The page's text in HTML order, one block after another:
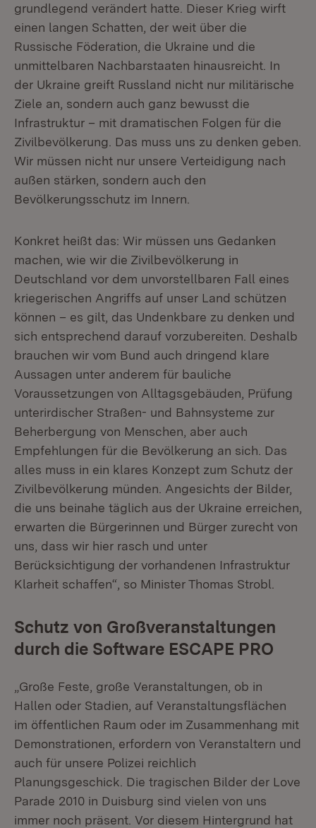
grundlegend verändert hatte. Dieser Krieg wirft
einen langen Schatten, der weit über die
Russische Föderation, die Ukraine und die
unmittelbaren Nachbarstaaten hinausreicht. In
der Ukraine greift Russland nicht nur militärische
Ziele an, sondern auch ganz bewusst die
Infrastruktur – mit dramatischen Folgen für die
Zivilbevölkerung. Das muss uns zu denken geben.
Wir müssen nicht nur unsere Verteidigung nach
außen stärken, sondern auch den
Bevölkerungsschutz im Innern.
Konkret heißt das: Wir müssen uns Gedanken
machen, wie wir die Zivilbevölkerung in
Deutschland vor dem unvorstellbaren Fall eines
kriegerischen Angriffs auf unser Land schützen
können – es gilt, das Undenkbare zu denken und
sich entsprechend darauf vorzubereiten. Deshalb
brauchen wir vom Bund auch dringend klare
Aussagen unter anderem für bauliche
Voraussetzungen von Alltagsgebäuden, Prüfung
unterirdischer Straßen- und Bahnsysteme zur
Beherbergung von Menschen, aber auch
Empfehlungen für die Bevölkerung an sich. Das
alles muss in ein klares Konzept zum Schutz der
Zivilbevölkerung münden. Angesichts der Bilder,
die uns beinahe täglich aus der Ukraine erreichen,
erwarten die Bürgerinnen und Bürger zurecht von
uns, dass wir hier rasch und unter
Berücksichtigung der vorhandenen Infrastruktur
Klarheit schaffen“, so Minister Thomas Strobl.
Schutz von Großveranstaltungen
durch die Software ESCAPE PRO
„Große Feste, große Veranstaltungen, ob in
Hallen oder Stadien, auf Veranstaltungsflächen
im öffentlichen Raum oder im Zusammenhang mit
Demonstrationen, erfordern von Veranstaltern und
auch für unsere Polizei reichlich
Planungsgeschick. Die tragischen Bilder der Love
Parade 2010 in Duisburg sind vielen von uns
immer noch präsent. Vor diesem Hintergrund hat